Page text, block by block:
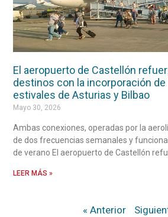
El aeropuerto de Castellón
destinos con la incorporación de
estivales de Asturias y Bilbao
Mayo 30, 2026
Ambas conexiones, operadas por la
de dos frecuencias semanales y
de verano El aeropuerto de Castellón
LEER MÁS »
« Anterior